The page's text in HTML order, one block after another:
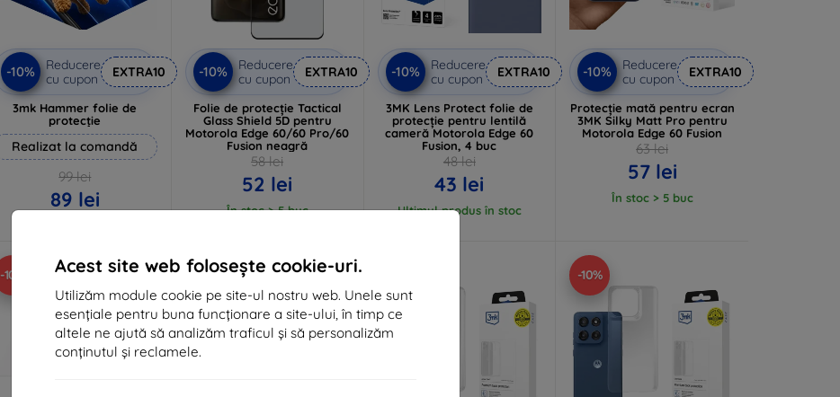
Acest site web folosește cookie-uri.
Utilizăm module cookie pe site-ul nostru web. Unele sunt
esențiale pentru buna funcționare a site-ului, în timp ce
altele ne ajută să analizăm traficul și să personalizăm
conținutul și reclamele.
-10%
Reducere
cu cupon
EXTRA10
3mk Hammer folie de
protecție
Realizat la comandă
99 lei
89 lei
-10%
Reducere
cu cupon
EXTRA10
Folie de protecție Tactical
Glass Shield 5D pentru
Motorola Edge 60/60 Pro/60
Fusion neagră
58 lei
52 lei
În stoc > 5 buc
-10%
Reducere
cu cupon
EXTRA10
3MK Lens Protect folie de
protecție pentru lentilă
cameră Motorola Edge 60
Fusion, 4 buc
48 lei
43 lei
Ultimul produs în stoc
-10%
Reducere
cu cupon
EXTRA10
Protecție mată pentru ecran
3MK Silky Matt Pro pentru
Motorola Edge 60 Fusion
63 lei
57 lei
În stoc > 5 buc
-10% -10% -10%